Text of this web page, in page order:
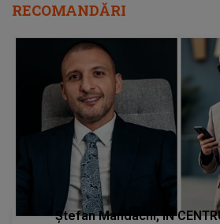
RECOMANDĂRI
Ștefan Mandachi, ÎN